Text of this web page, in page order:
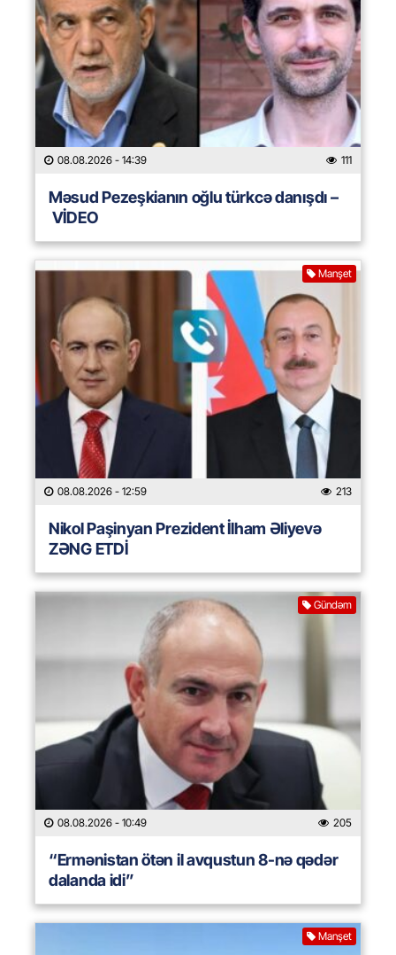
08.08.2026 - 14:39 111
Məsud Pezeşkianın oğlu türkcə danışdı –
VİDEO
Manşet
08.08.2026 - 12:59 213
Nikol Paşinyan Prezident İlham Əliyevə
ZƏNG ETDİ
Gündəm
08.08.2026 - 10:49 205
“Ermənistan ötən il avqustun 8-nə qədər
dalanda idi”
Manşet